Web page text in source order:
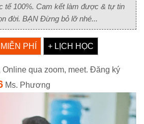
tế 100%. Cam kết làm được & tự tin
đời. BẠN Đừng bỏ lỡ nhé...
PHÍ + LỊCH HỌC
qua zoom, meet. Đăng ký
Ms. Phương